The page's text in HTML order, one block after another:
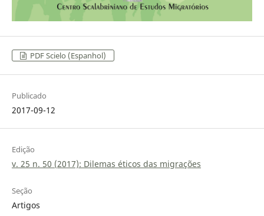
PDF Scielo (Espanhol)
Publicado
2017-09-12
Edição
v. 25 n. 50 (2017): Dilemas éticos das migrações
Seção
Artigos